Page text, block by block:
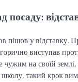
посаду:
пішов у відставку.
виступав
чужим на своїй
такий крок